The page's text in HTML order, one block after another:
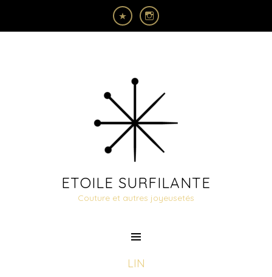
ETOILE SURFILANTE
Couture et autres joyeusetés
LIN